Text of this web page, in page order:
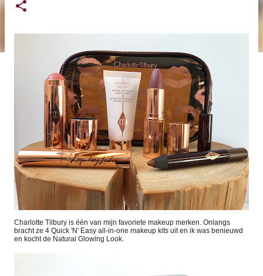
Charlotte Tilbury is één van mijn favoriete makeup merken. Onlangs
bracht ze 4 Quick 'N' Easy all-in-one makeup kits uit en ik was benieuwd
en kocht de Natural Glowing Look.